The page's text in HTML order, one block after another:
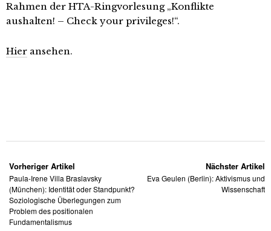
Rahmen der HTA-Ringvorlesung „Konflikte
aushalten! – Check your privileges!“.
Hier ansehen.
Vorheriger Artikel
Paula-Irene Villa Braslavsky
(München): Identität oder Standpunkt?
Soziologische Überlegungen zum
Problem des positionalen
Fundamentalismus
Nächster Artikel
Eva Geulen (Berlin): Aktivismus und
Wissenschaft